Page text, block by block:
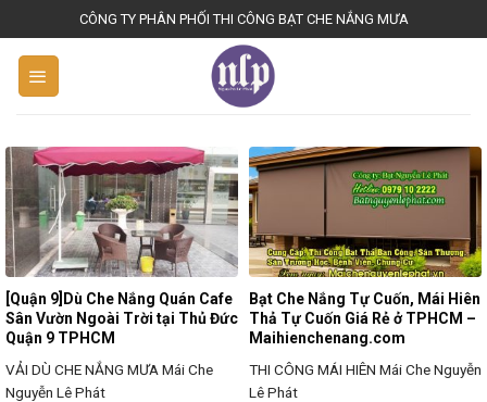
k
o
c
o
n
e
n
CÔNG TY PHÂN PHỐI THI CÔNG BẠT CHE NẮNG MƯA
[Quận 9]Dù Che Nắng Quán Cafe
Sân Vườn Ngoài Trời tại Thủ Đức
Quận 9 TPHCM
VẢI DÙ CHE NẮNG MƯA Mái Che
Nguyễn Lê Phát
Bạt Che Nắng Tự Cuốn, Mái Hiên
Thả Tự Cuốn Giá Rẻ ở TPHCM –
Maihienchenang.com
THI CÔNG MÁI HIÊN Mái Che Nguyễn
Lê Phát